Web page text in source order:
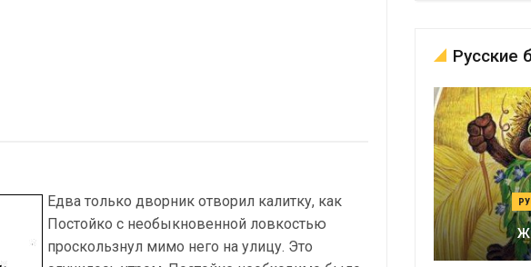
Едва только дворник отворил калитку, как
Постойко с необыкновенной ловкостью
проскользнул мимо него на улицу. Это
Русские